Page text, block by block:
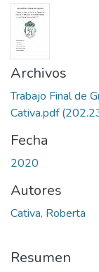
Archivos
Trabajo Final de
Cativa.pdf
Fecha
2020
Autores
Cativa, Roberta
Resumen